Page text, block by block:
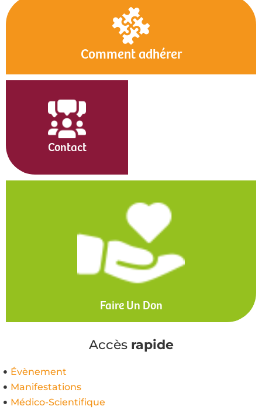
Comment adhérer
Contact
Faire Un Don
Accès rapide
Évènement
Manifestations
Médico-Scientifique